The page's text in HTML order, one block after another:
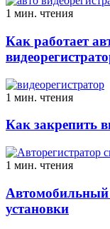
1 мин. чтения
Как работает
1 мин. чтения
Как закрепить
1 мин. чтения
Автомобильный
установки